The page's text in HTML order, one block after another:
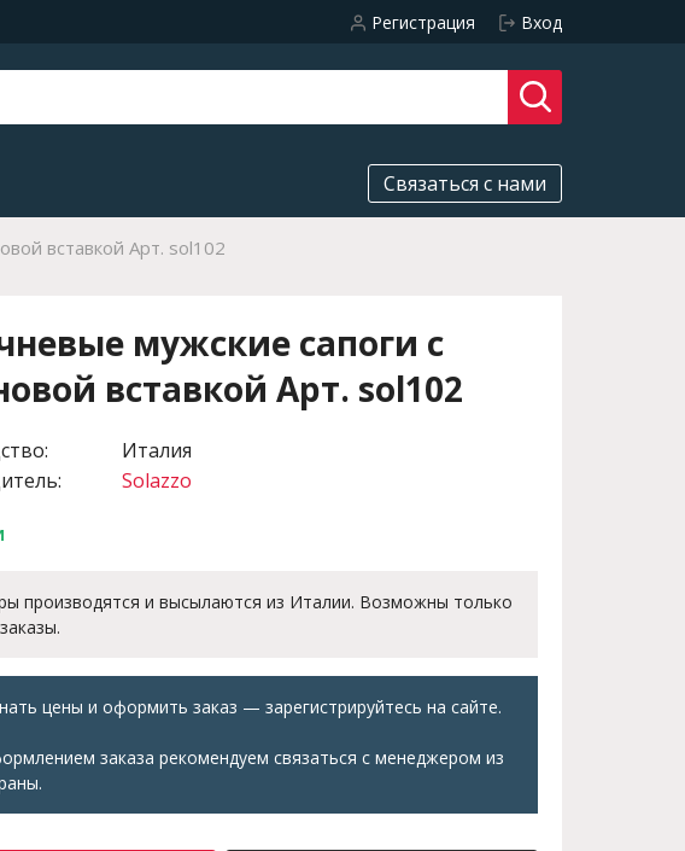
Регистрация Вход
Связаться с нами
вставкой Арт. sol102
мужские сапоги с
вставкой Арт. sol102
Италия
Solazzo
производятся и высылаются из Италии. Возможны только
цены и оформить заказ — зарегистрируйтесь на сайте.
заказа рекомендуем связаться с менеджером из